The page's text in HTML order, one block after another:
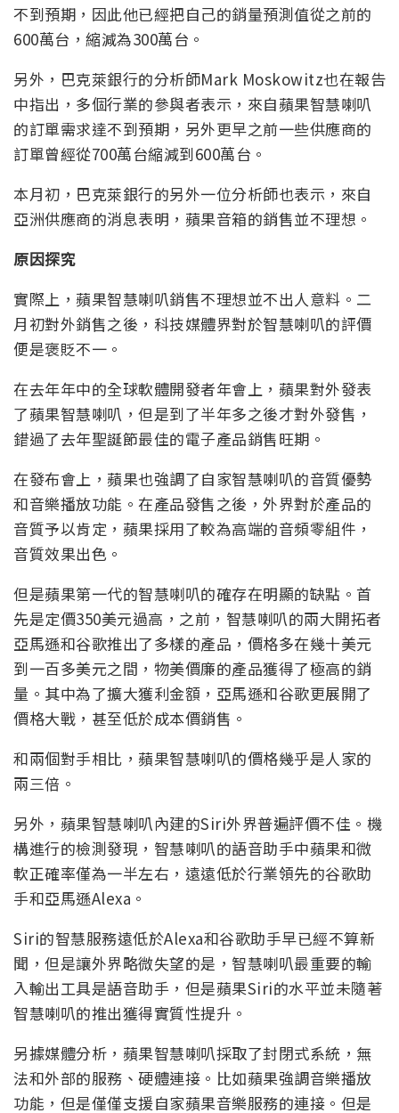
不到預期，因此他已經把自己的銷量預測值從之前的
600萬台，縮減為300萬台。
另外，巴克萊銀行的分析師Mark Moskowitz也在報告
中指出，多個行業的參與者表示，來自蘋果智慧喇叭
的訂單需求達不到預期，另外更早之前一些供應商的
訂單曾經從700萬台縮減到600萬台。
本月初，巴克萊銀行的另外一位分析師也表示，來自
亞洲供應商的消息表明，蘋果音箱的銷售並不理想。
原因探究
實際上，蘋果智慧喇叭銷售不理想並不出人意料。二
月初對外銷售之後，科技媒體界對於智慧喇叭的評價
便是褒貶不一。
在去年年中的全球軟體開發者年會上，蘋果對外發表
了蘋果智慧喇叭，但是到了半年多之後才對外發售，
錯過了去年聖誕節最佳的電子產品銷售旺期。
在發布會上，蘋果也強調了自家智慧喇叭的音質優勢
和音樂播放功能。在產品發售之後，外界對於產品的
音質予以肯定，蘋果採用了較為高端的音頻零組件，
音質效果出色。
但是蘋果第一代的智慧喇叭的確存在明顯的缺點。首
先是定價350美元過高，之前，智慧喇叭的兩大開拓者
亞馬遜和谷歌推出了多樣的產品，價格多在幾十美元
到一百多美元之間，物美價廉的產品獲得了極高的銷
量。其中為了擴大獲利金額，亞馬遜和谷歌更展開了
價格大戰，甚至低於成本價銷售。
和兩個對手相比，蘋果智慧喇叭的價格幾乎是人家的
兩三倍。
另外，蘋果智慧喇叭內建的Siri外界普遍評價不佳。機
構進行的檢測發現，智慧喇叭的語音助手中蘋果和微
軟正確率僅為一半左右，遠遠低於行業領先的谷歌助
手和亞馬遜Alexa。
Siri的智慧服務遠低於Alexa和谷歌助手早已經不算新
聞，但是讓外界略微失望的是，智慧喇叭最重要的輸
入輸出工具是語音助手，但是蘋果Siri的水平並未隨著
智慧喇叭的推出獲得實質性提升。
另據媒體分析，蘋果智慧喇叭採取了封閉式系統，無
法和外部的服務、硬體連接。比如蘋果強調音樂播放
功能，但是僅僅支援自家蘋果音樂服務的連接。但是